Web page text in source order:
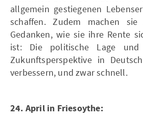
allgemein gestiegenen
schaffen. Zudem machen
Gedanken, wie sie ihre Rente
ist: Die politische Lage und
Zukunftsperspektive in
verbessern, und zwar schnell.
24. April in Friesoythe: